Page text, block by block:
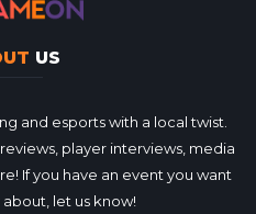
US
and esports with a local twist.
player interviews, media
If you have an event you want
let us know!